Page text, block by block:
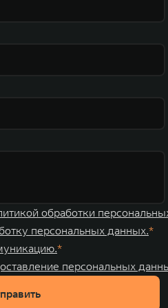
обработки
персональных данных.
персональных